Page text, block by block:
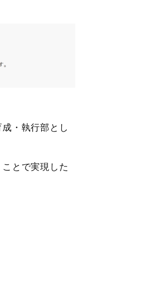
・執行部とし
とで実現した